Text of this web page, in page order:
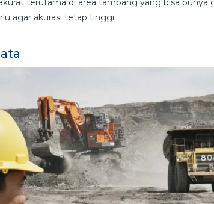
terutama di area tambang yang bisa
agar akurasi tetap tinggi.